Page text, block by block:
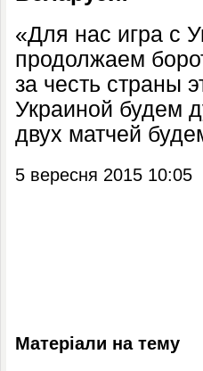
«Для нас игра с
продолжаем
за честь страны
Украиной будем
двух матчей
5 вересня 2015 10:05
Матеріали на тему